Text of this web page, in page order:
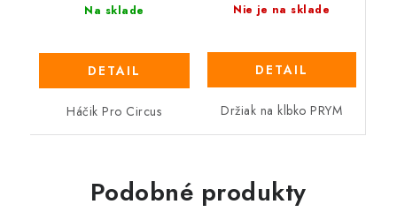
Na sklade
DETAIL
Háčik Pro Circus
Nie je na sklade
DETAIL
Držiak na klbko PRYM
Podobné produkty